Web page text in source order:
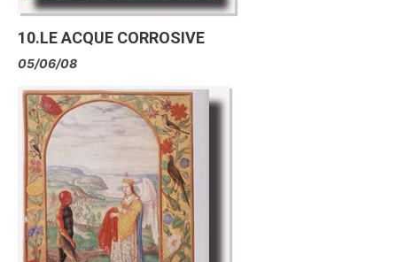
10.LE ACQUE CORROSIVE
05/06/08